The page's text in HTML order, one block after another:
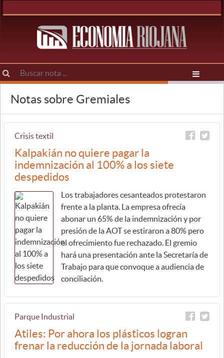
Notas sobre Gremiales
Crisis textil
Kalpakián no quiere pagar la
indemnización al 100% a los siete
despedidos
Los trabajadores cesanteados protestaron
frente a la planta. La empresa ofrecía
abonar un 65% de la indemnización y por
presión de la AOT se estiraron a 80% pero
el ofrecimiento fue rechazado. El gremio
hará una presentación ante la Secretaría de
Trabajo para que convoque a audiencia de
conciliación.
Parque Industrial
Atiles: Por ahora los plásticos logran
frenar la reducción de la jornada laboral